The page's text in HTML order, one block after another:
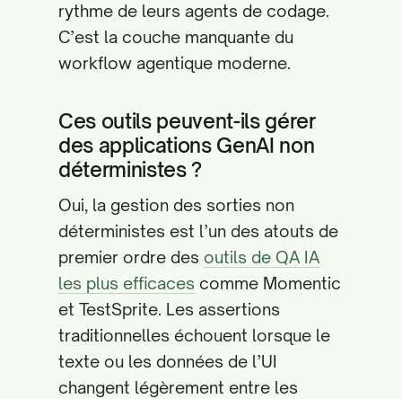
rythme de leurs agents de codage.
C’est la couche manquante du
workflow agentique moderne.
Ces outils peuvent-ils gérer
des applications GenAI non
déterministes ?
Oui, la gestion des sorties non
déterministes est l’un des atouts de
premier ordre des outils de QA IA
les plus efficaces comme Momentic
et TestSprite. Les assertions
traditionnelles échouent lorsque le
texte ou les données de l’UI
changent légèrement entre les